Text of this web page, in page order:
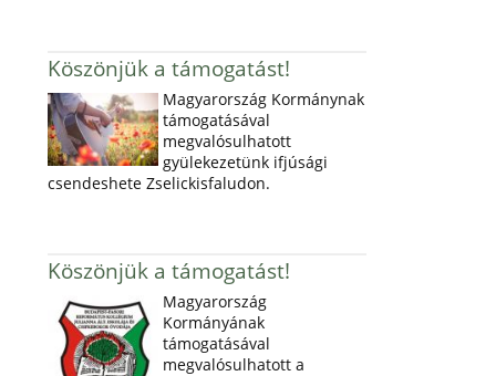
Köszönjük a támogatást!
Magyarország Kormánynak
támogatásával
megvalósulhatott
gyülekezetünk ifjúsági
csendeshete Zselickisfaludon.
Köszönjük a támogatást!
Magyarország
Kormányának
támogatásával
megvalósulhatott a